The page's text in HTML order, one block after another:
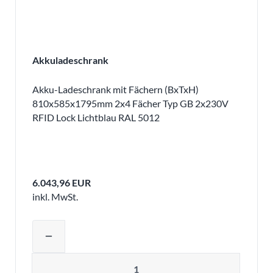
Akkuladeschrank
Akku-Ladeschrank mit Fächern (BxTxH)
810x585x1795mm 2x4 Fächer Typ GB 2x230V
RFID Lock Lichtblau RAL 5012
6.043,96 EUR
inkl. MwSt.
remove